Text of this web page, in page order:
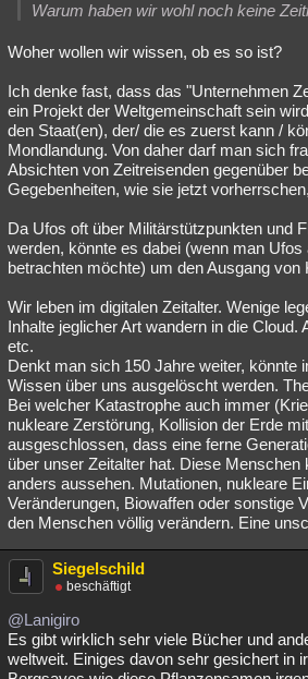
Warum haben wir wohl noch keine
Woher wollen wir wissen, ob es so ist?
Ich denke fast, dass das "Unternehmen
ein Projekt der Weltgemeinschaft sein
den Staat(en), der/ die es zuerst kann /
Mondlandung. Von daher darf man sich
Absichten von Zeitreisenden gegenüber
Gegebenheiten, wie sie jetzt
Da Ufos oft über Militärstützpunkten und
werden, könnte es dabei (wenn man Ufos
betrachten möchte) um den Ausgang von
Wir leben im digitalen Zeitalter. Wenige
Inhalte jeglicher Art wandern in die Cloud.
etc.
Denkt man sich 150 Jahre weiter, könnte
Wissen über uns ausgelöscht werden.
Bei welcher Katastrophe auch immer
nukleare Zerstörung, Kollision der Erde
ausgeschlossen, dass eine ferne
über unser Zeitalter hat. Diese Menschen
anders aussehen. Mutationen, nukleare
Veränderungen, Biowaffen oder sonstige
den Menschen völlig verändern. Eine
Siegelschild
beschäftigt
@Lanigiro
Es gibt wirklich sehr viele Bücher und
weltweit. Einiges davon sehr gesichert in